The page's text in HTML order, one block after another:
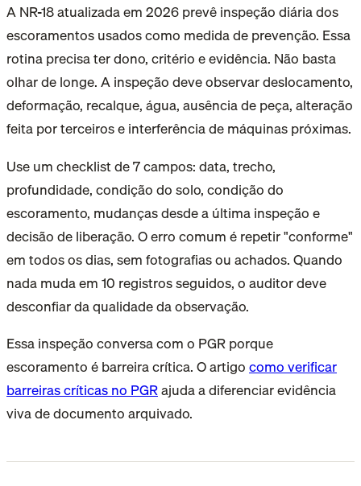
A NR-18 atualizada em 2026 prevê inspeção diária dos
escoramentos usados como medida de prevenção. Essa
rotina precisa ter dono, critério e evidência. Não basta
olhar de longe. A inspeção deve observar deslocamento,
deformação, recalque, água, ausência de peça, alteração
feita por terceiros e interferência de máquinas próximas.
Use um checklist de 7 campos: data, trecho,
profundidade, condição do solo, condição do
escoramento, mudanças desde a última inspeção e
decisão de liberação. O erro comum é repetir "conforme"
em todos os dias, sem fotografias ou achados. Quando
nada muda em 10 registros seguidos, o auditor deve
desconfiar da qualidade da observação.
Essa inspeção conversa com o PGR porque
escoramento é barreira crítica. O artigocomo verificar
barreiras críticas no PGRajuda a diferenciar evidência
viva de documento arquivado.